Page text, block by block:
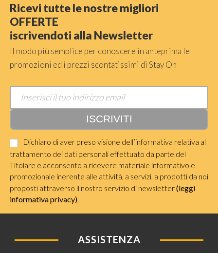
Ricevi tutte le nostre migliori
OFFERTE
iscrivendoti alla Newsletter
Il modo più semplice per conoscere in anteprima le
promozioni ed i prezzi scontatissimi di Stay On
Dichiaro di aver preso visione dell’informativa relativa al
trattamento dei dati personali effettuato da parte del
Titolare e acconsento a ricevere materiale informativo e
promozionale inerente alle attività, a servizi, a prodotti da noi
proposti attraverso il nostro servizio di newsletter(leggi
informativa privacy)
ASSISTENZA